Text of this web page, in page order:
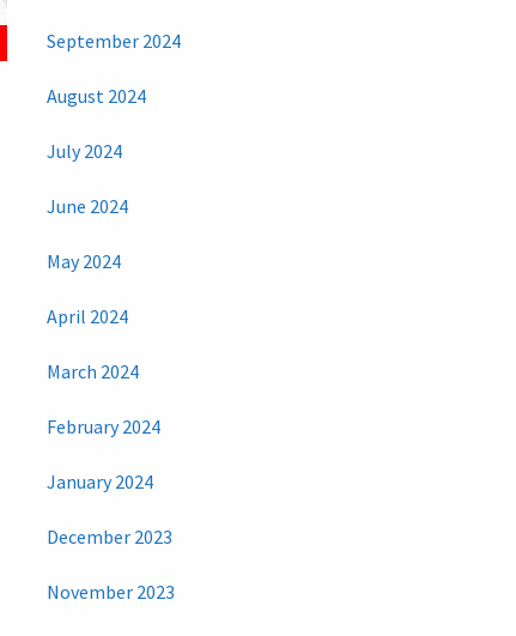
September 2024
August 2024
July 2024
June 2024
May 2024
April 2024
March 2024
February 2024
January 2024
December 2023
November 2023